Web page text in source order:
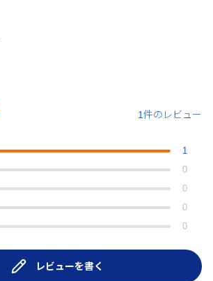
1件のレビュー
1
0
0
0
0
レビューを書く